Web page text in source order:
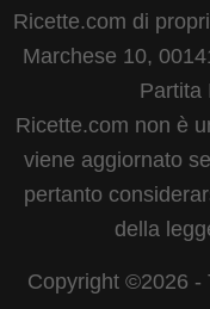
Ricette.com di
Marchese 10,
Partita
Ricette.com non è
viene aggiornato
pertanto
della
Copyright ©2026 -